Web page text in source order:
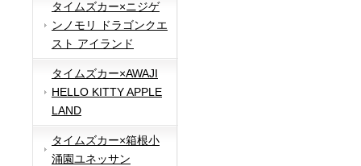
タイムズカー×ニジゲ
ンノモリ ドラゴンクエ
スト アイランド
タイムズカー×AWAJI
HELLO KITTY APPLE
LAND
タイムズカー×箱根小
涌園ユネッサン